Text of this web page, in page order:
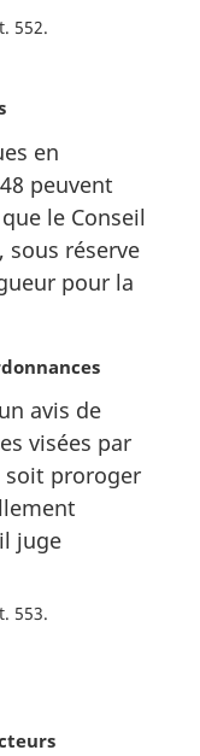
552
en
peuvent
le Conseil
sous réserve
pour la
avis de
visées par
soit proroger
juge
553